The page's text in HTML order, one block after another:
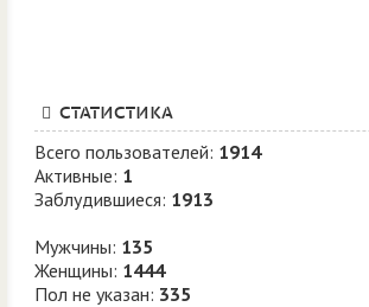
СТАТИСТИКА
Всего пользователей: 1914
Активные: 1
Заблудившиеся: 1913
Мужчины: 135
Женщины: 1444
Пол не указан: 335